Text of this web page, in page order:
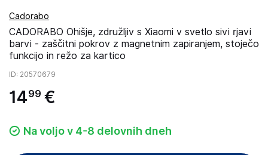
Cadorabo
CADORABO Ohišje, združljiv s Xiaomi v svetlo sivi rjavi
barvi - zaščitni pokrov z magnetnim zapiranjem, stoječo
funkcijo in režo za kartico
ID: 20570679
1499 €
Na voljo v 4-8 delovnih dneh